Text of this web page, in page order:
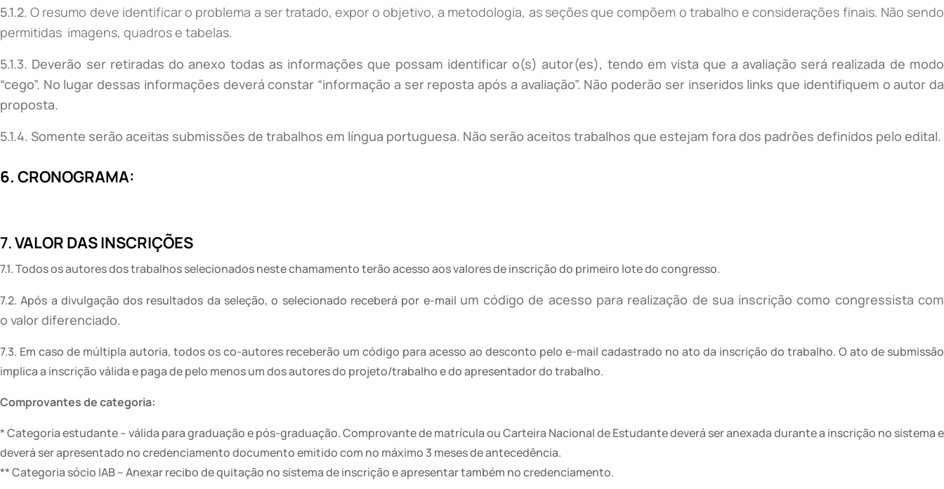
5.1.2.O resumo deve identificar o problema a ser tratado, expor o objetivo, a metodologia, as seções que compõem o trabalho e considerações finais. Não sendo
permitidas imagens, quadros e tabelas.
5.1.3. Deverão ser retiradas do anexo todas as informações que possam identificar o(s) autor(es), tendo em vista que a avaliação será realizada de modo
“cego”. No lugar dessas informações deverá constar “informação a ser reposta após a avaliação”. Não poderão ser inseridos links que identifiquem o autor da
proposta.
5.1.4. Somente serão aceitas submissões de trabalhos em língua portuguesa. Não serão aceitos trabalhos que estejam fora dos padrões definidos pelo edital.
6. CRONOGRAMA:
7.VALOR DAS INSCRIÇÕES
7.1. Todos os autores dos trabalhos selecionados neste chamamento terão acesso aos valores de inscrição do primeiro lote do congresso.
7.2. Após a divulgação dos resultados da seleção, o selecionado receberá por e-mail um código de acesso para realização de sua inscrição como congressista com
o valor diferenciado.
7.3. Em caso de múltipla autoria, todos os co-autores receberão um código para acesso ao desconto pelo e-mail cadastrado no ato da inscrição do trabalho. O ato de submissão
implica a inscrição válida e paga de pelo menos um dos autores do projeto/trabalho e do apresentador do trabalho.
Comprovantes de categoria:
* Categoria estudante – válida para graduação e pós-graduação. Comprovante de matrícula ou Carteira Nacional de Estudante deverá ser anexada durante a inscrição no sistema e
deverá ser apresentado no credenciamento documento emitido com no máximo 3 meses de antecedência.
** Categoria sócio IAB – Anexar recibo de quitação no sistema de inscrição e apresentar também no credenciamento.